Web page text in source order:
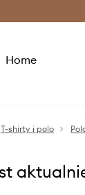
Home
T-shirty i polo